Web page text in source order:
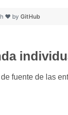
❤ by GitHub
fuente de las